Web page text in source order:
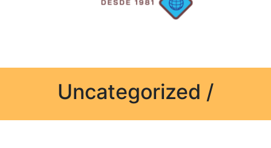
Uncategorized /